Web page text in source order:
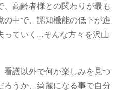
高齢者様との関わりが最も
の中で、認知機能の低下が進
っていく…そんな方々を沢山
看護以外で何か楽しみを見つ
ろうか、綺麗になる事で自分